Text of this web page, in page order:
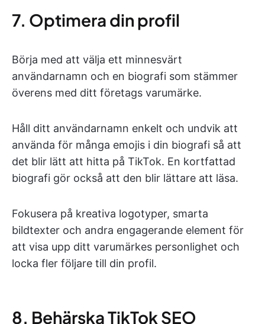
7. Optimera din profil
Börja med att välja ett minnesvärt
användarnamn och en biografi som stämmer
överens med ditt företags varumärke.
Håll ditt användarnamn enkelt och undvik att
använda för många emojis i din biografi så att
det blir lätt att hitta på TikTok. En kortfattad
biografi gör också att den blir lättare att läsa.
Fokusera på kreativa logotyper, smarta
bildtexter och andra engagerande element för
att visa upp ditt varumärkes personlighet och
locka fler följare till din profil.
8. Behärska TikTok SEO